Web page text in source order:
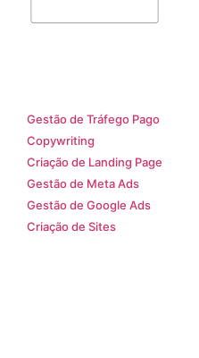
Gestão de Tráfego Pago
Copywriting
Criação de Landing Page
Gestão de Meta Ads
Gestão de Google Ads
Criação de Sites